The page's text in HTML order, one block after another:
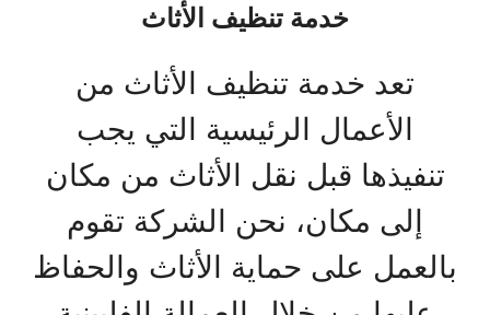
خدمة تنظيف الأثاث
تعد خدمة تنظيف الأثاث من
الأعمال الرئيسية التي يجب
تنفيذها قبل نقل الأثاث من مكان
إلى مكان، نحن الشركة تقوم
بالعمل على حماية الأثاث والحفاظ